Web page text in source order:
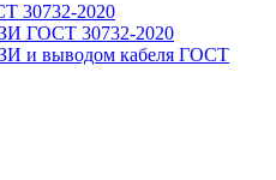
30732-2020
ГОСТ 30732-2020
и выводом кабеля ГОСТ